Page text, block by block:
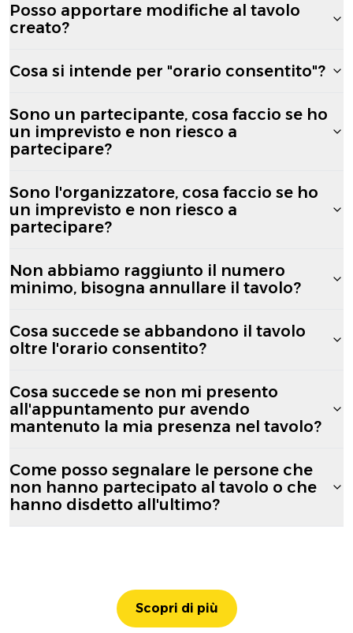
Posso apportare modifiche al tavolo
creato?
Cosa si intende per "orario consentito"?
Sono un partecipante, cosa faccio se ho
un imprevisto e non riesco a
partecipare?
Sono l'organizzatore, cosa faccio se ho
un imprevisto e non riesco a
partecipare?
Non abbiamo raggiunto il numero
minimo, bisogna annullare il tavolo?
Cosa succede se abbandono il tavolo
oltre l'orario consentito?
Cosa succede se non mi presento
all'appuntamento pur avendo
mantenuto la mia presenza nel tavolo?
Come posso segnalare le persone che
non hanno partecipato al tavolo o che
hanno disdetto all'ultimo?
Scopri di più